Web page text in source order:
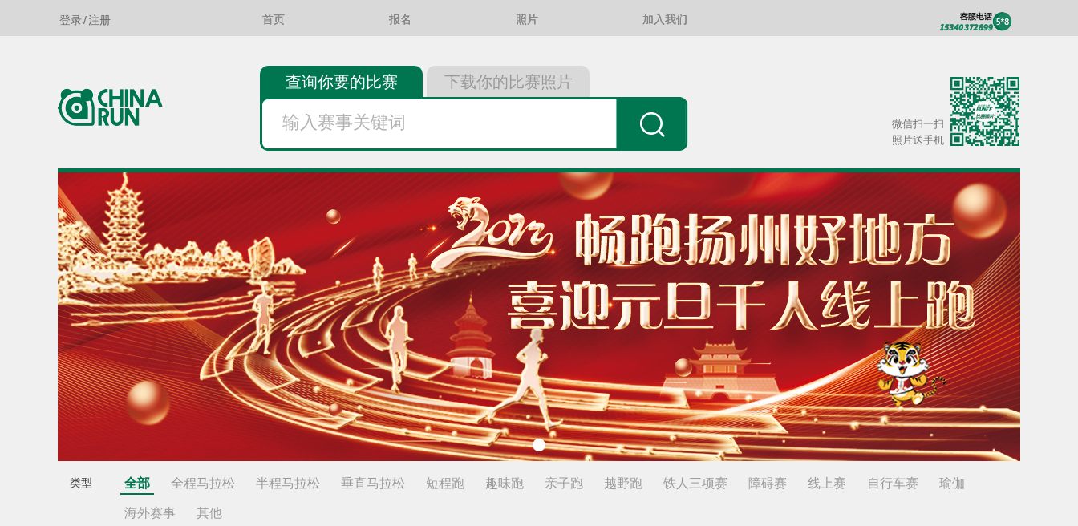
查询你要的比赛 下载你的比赛照片
微信扫一扫
照片送手机
首页 报名 照片 加入我们
登录/注册
类型 全部 全程马拉松 半程马拉松 垂直马拉松 短程跑 趣味跑 亲子跑 越野跑 铁人三项赛 障碍赛 线上赛 自行车赛 瑜伽
海外赛事 其他